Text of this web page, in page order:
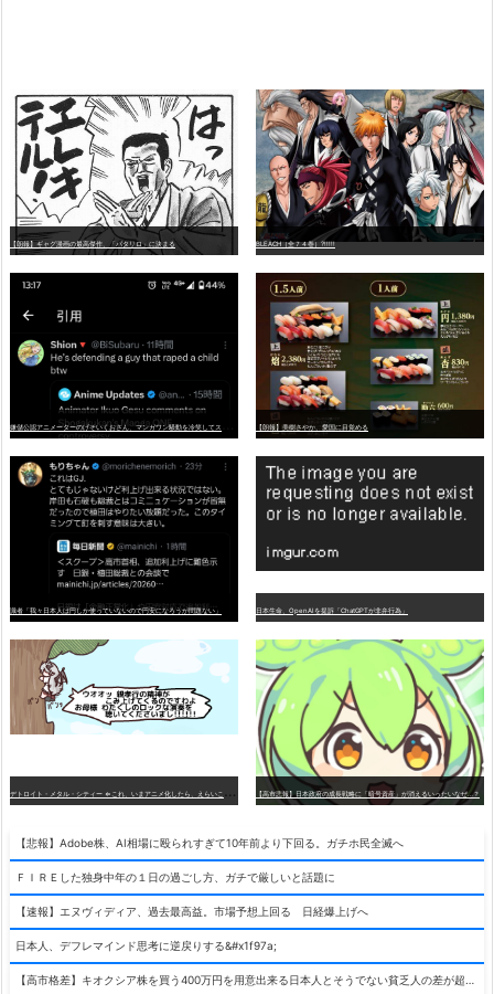
【朗報】ギャグ漫画の最高傑作、「パタリロ」に決まる BLEACH（全７４巻）?!!!!!
【朗報】美樹さやか、愛国に目覚める
識者「我々日本人は円しか使っていないので円安になろうが問題ない」 日本生命、OpenAIを提訴「ChatGPTが非弁行為」
【高市悲報】日本政府の成長戦略に「暗号資産」が消えるいったいなぜ…？
【悲報】Adobe株、AI相場に殴られすぎて10年前より下回る。ガチホ民全滅へ
ＦＩＲＥした独身中年の１日の過ごし方、ガチで厳しいと話題に
【速報】エヌヴィディア、過去最高益。市場予想上回る 日経爆上げへ
日本人、デフレマインド思考に逆戻りする&#x1f97a;